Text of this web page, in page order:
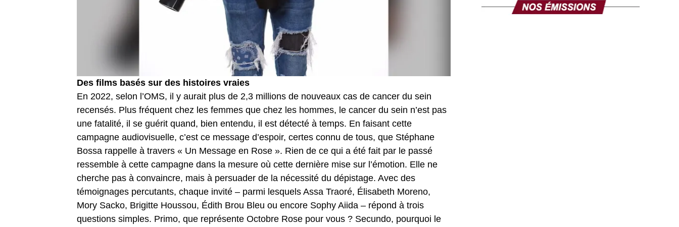
Des films basés sur des histoires vraies
En 2022, selon l’OMS, il y aurait plus de 2,3 millions de nouveaux cas de cancer du sein
recensés. Plus fréquent chez les femmes que chez les hommes, le cancer du sein n’est pas
une fatalité, il se guérit quand, bien entendu, il est détecté à temps. En faisant cette
campagne audiovisuelle, c’est ce message d’espoir, certes connu de tous, que Stéphane
Bossa rappelle à travers « Un Message en Rose ». Rien de ce qui a été fait par le passé
ressemble à cette campagne dans la mesure où cette dernière mise sur l’émotion. Elle ne
cherche pas à convaincre, mais à persuader de la nécessité du dépistage. Avec des
témoignages percutants, chaque invité – parmi lesquels Assa Traoré, Élisabeth Moreno,
Mory Sacko, Brigitte Houssou, Édith Brou Bleu ou encore Sophy Aiida – répond à trois
questions simples. Primo, que représente Octobre Rose pour vous ? Secundo, pourquoi le